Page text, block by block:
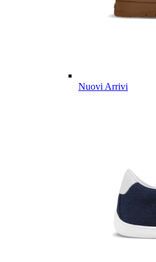
Nuovi Arrivi